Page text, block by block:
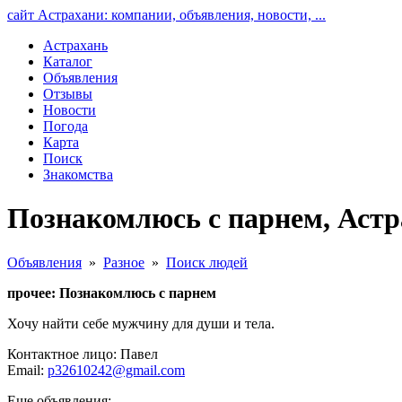
сайт Астрахани: компании, объявления, новости, ...
Астрахань
Каталог
Объявления
Отзывы
Новости
Погода
Карта
Поиск
Знакомства
Познакомлюсь с парнем,
Объявления » Разное » Поиск людей
прочее: Познакомлюсь с парнем
Хочу найти себе мужчину для души и тела.
Контактное лицо: Павел
Email: p32610242@gmail.com